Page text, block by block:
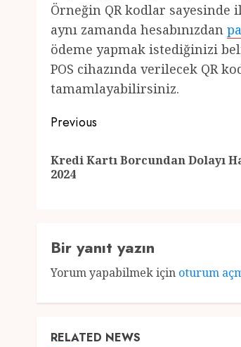
Örneğin QR kodlar sayesinde
aynı zamanda hesabınızdan
ödeme yapmak istediğinizi
POS cihazında verilecek QR
tamamlayabilirsiniz.
Post
navigation
Previous
Kredi Kartı Borcundan Dolayı
2024
Bir yanıt yazın
Yorum yapabilmek için oturum
RELATED NEWS